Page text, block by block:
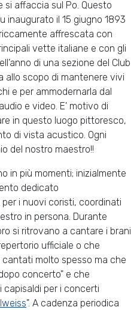
si affaccia sul Po. Questo
inaugurato il 15 giugno 1893
affrescata con
vette italiane e con gli
di una sezione del Club
scopo di mantenere vivi
e per ammodernarla dal
e video. E' motivo di
in questo luogo pittoresco,
di vista acustico. Ogni
del nostro maestro!!
in più momenti; inizialmente
dedicato
i nuovi coristi, coordinati
in persona. Durante
si ritrovano a cantare i brani
ufficiale o che
molto spesso ma che
concerto" e che
per i concerti
". A cadenza periodica